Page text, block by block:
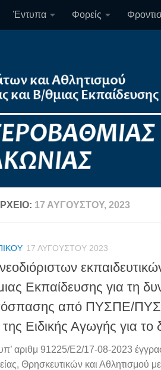
Έντυπα Φορείς
17 ΑΥΓΟΎΣΤΟΥ, 2023
17 ΑΥΓΟΎΣΤΟΥ 2023
Εκπαίδευσης για τη
από ΠΥΣΠΕ/
Ειδικής Αγωγής για το
υπ’ αριθμ 91225/Ε2/17-08-2023
Θρησκευτικών και Αθλητισμού